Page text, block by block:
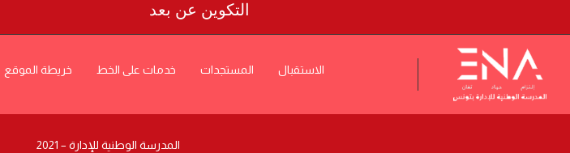
التكوين عن بعد
الاستقبال المستجدات خدمات على الخط خريطة الموقع
المدرسة الوطنية للإدارة – 2021